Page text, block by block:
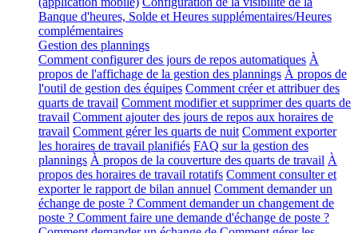
Banque d'heures, Solde et Heures supplémentaires/Heures
complémentaires
Gestion des plannings
Comment configurer des jours de repos automatiques À
propos de l'affichage de la gestion des plannings À propos de
l'outil de gestion des équipes Comment créer et attribuer des
quarts de travail Comment modifier et supprimer des quarts de
travail Comment ajouter des jours de repos aux horaires de
travail Comment gérer les quarts de nuit Comment exporter
les horaires de travail planifiés FAQ sur la gestion des
plannings À propos de la couverture des quarts de travail À
propos des horaires de travail rotatifs Comment consulter et
exporter le rapport de bilan annuel Comment demander un
échange de poste ? Comment demander un changement de
poste ? Comment faire une demande d'échange de poste ?